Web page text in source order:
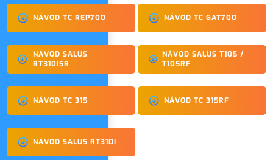
NÁVOD TC REP700 NÁVOD TC GAT700
NÁVOD SALUS
RT310ISR
NÁVOD SALUS T105 /
T105RF
NÁVOD TC 315 NÁVOD TC 315RF
NÁVOD SALUS RT310I